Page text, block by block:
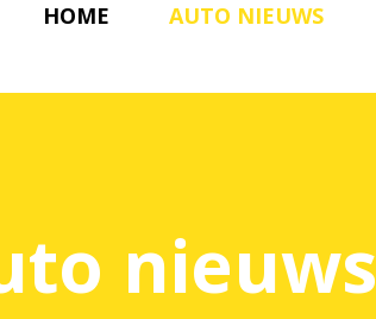
HOME AUTO NIEUWS
nieuws